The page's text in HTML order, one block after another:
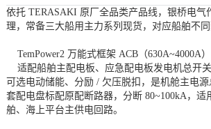
依托 TERASAKI 原厂全品类产品线，银桥电气
理，常备三大船用主力系列现货，对应船舶不同
TemPower2 万能式框架 ACB（630A~4000A）
适配船舶主配电板、应急配电板发电机总开关
可选电动储能、分励 / 欠压脱扣，是机舱主电
套配电盘标配原配断路器，分断 80~100kA，适
舶、海上平台主供电回路。